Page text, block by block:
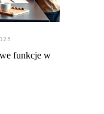
funkcje w